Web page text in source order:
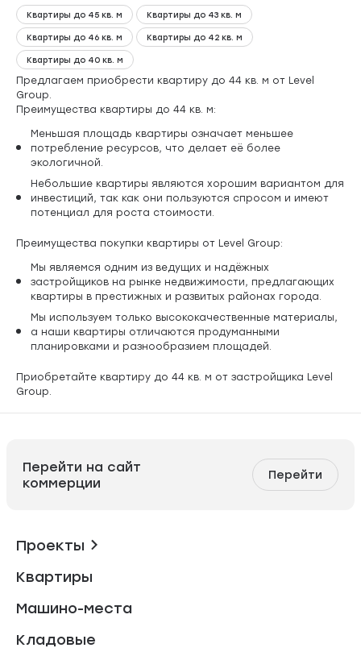
Квартиры до 45 кв. м
Квартиры до 43 кв. м
Квартиры до 46 кв. м
Квартиры до 42 кв. м
Квартиры до 40 кв. м
Предлагаем приобрести квартиру до 44 кв. м от Level
Group.
Преимущества квартиры до 44 кв. м:
Меньшая площадь квартиры означает меньшее
потребление ресурсов, что делает её более
экологичной.
Небольшие квартиры являются хорошим вариантом для
инвестиций, так как они пользуются спросом и имеют
потенциал для роста стоимости.
Преимущества покупки квартиры от Level Group:
Мы являемся одним из ведущих и надёжных
застройщиков на рынке недвижимости, предлагающих
квартиры в престижных и развитых районах города.
Мы используем только высококачественные материалы,
а наши квартиры отличаются продуманными
планировками и разнообразием площадей.
Приобретайте квартиру до 44 кв. м от застройщика Level
Group.
Перейти на сайт
коммерции
Перейти
Проекты
Квартиры
Машино-места
Кладовые